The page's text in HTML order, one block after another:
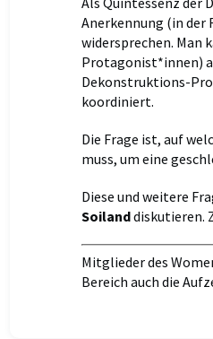
Anerkennung (in
widersprechen. Man
Protagonist*innen)
Dekonstruktions-
koordiniert.
Die Frage ist, auf
muss, um eine
Diese und weitere
Soilanddiskutieren.
Mitglieder des
Bereich auch die